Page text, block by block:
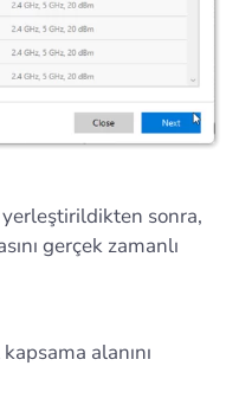
yerleştirildikten sonra,
gerçek zamanlı
alanını